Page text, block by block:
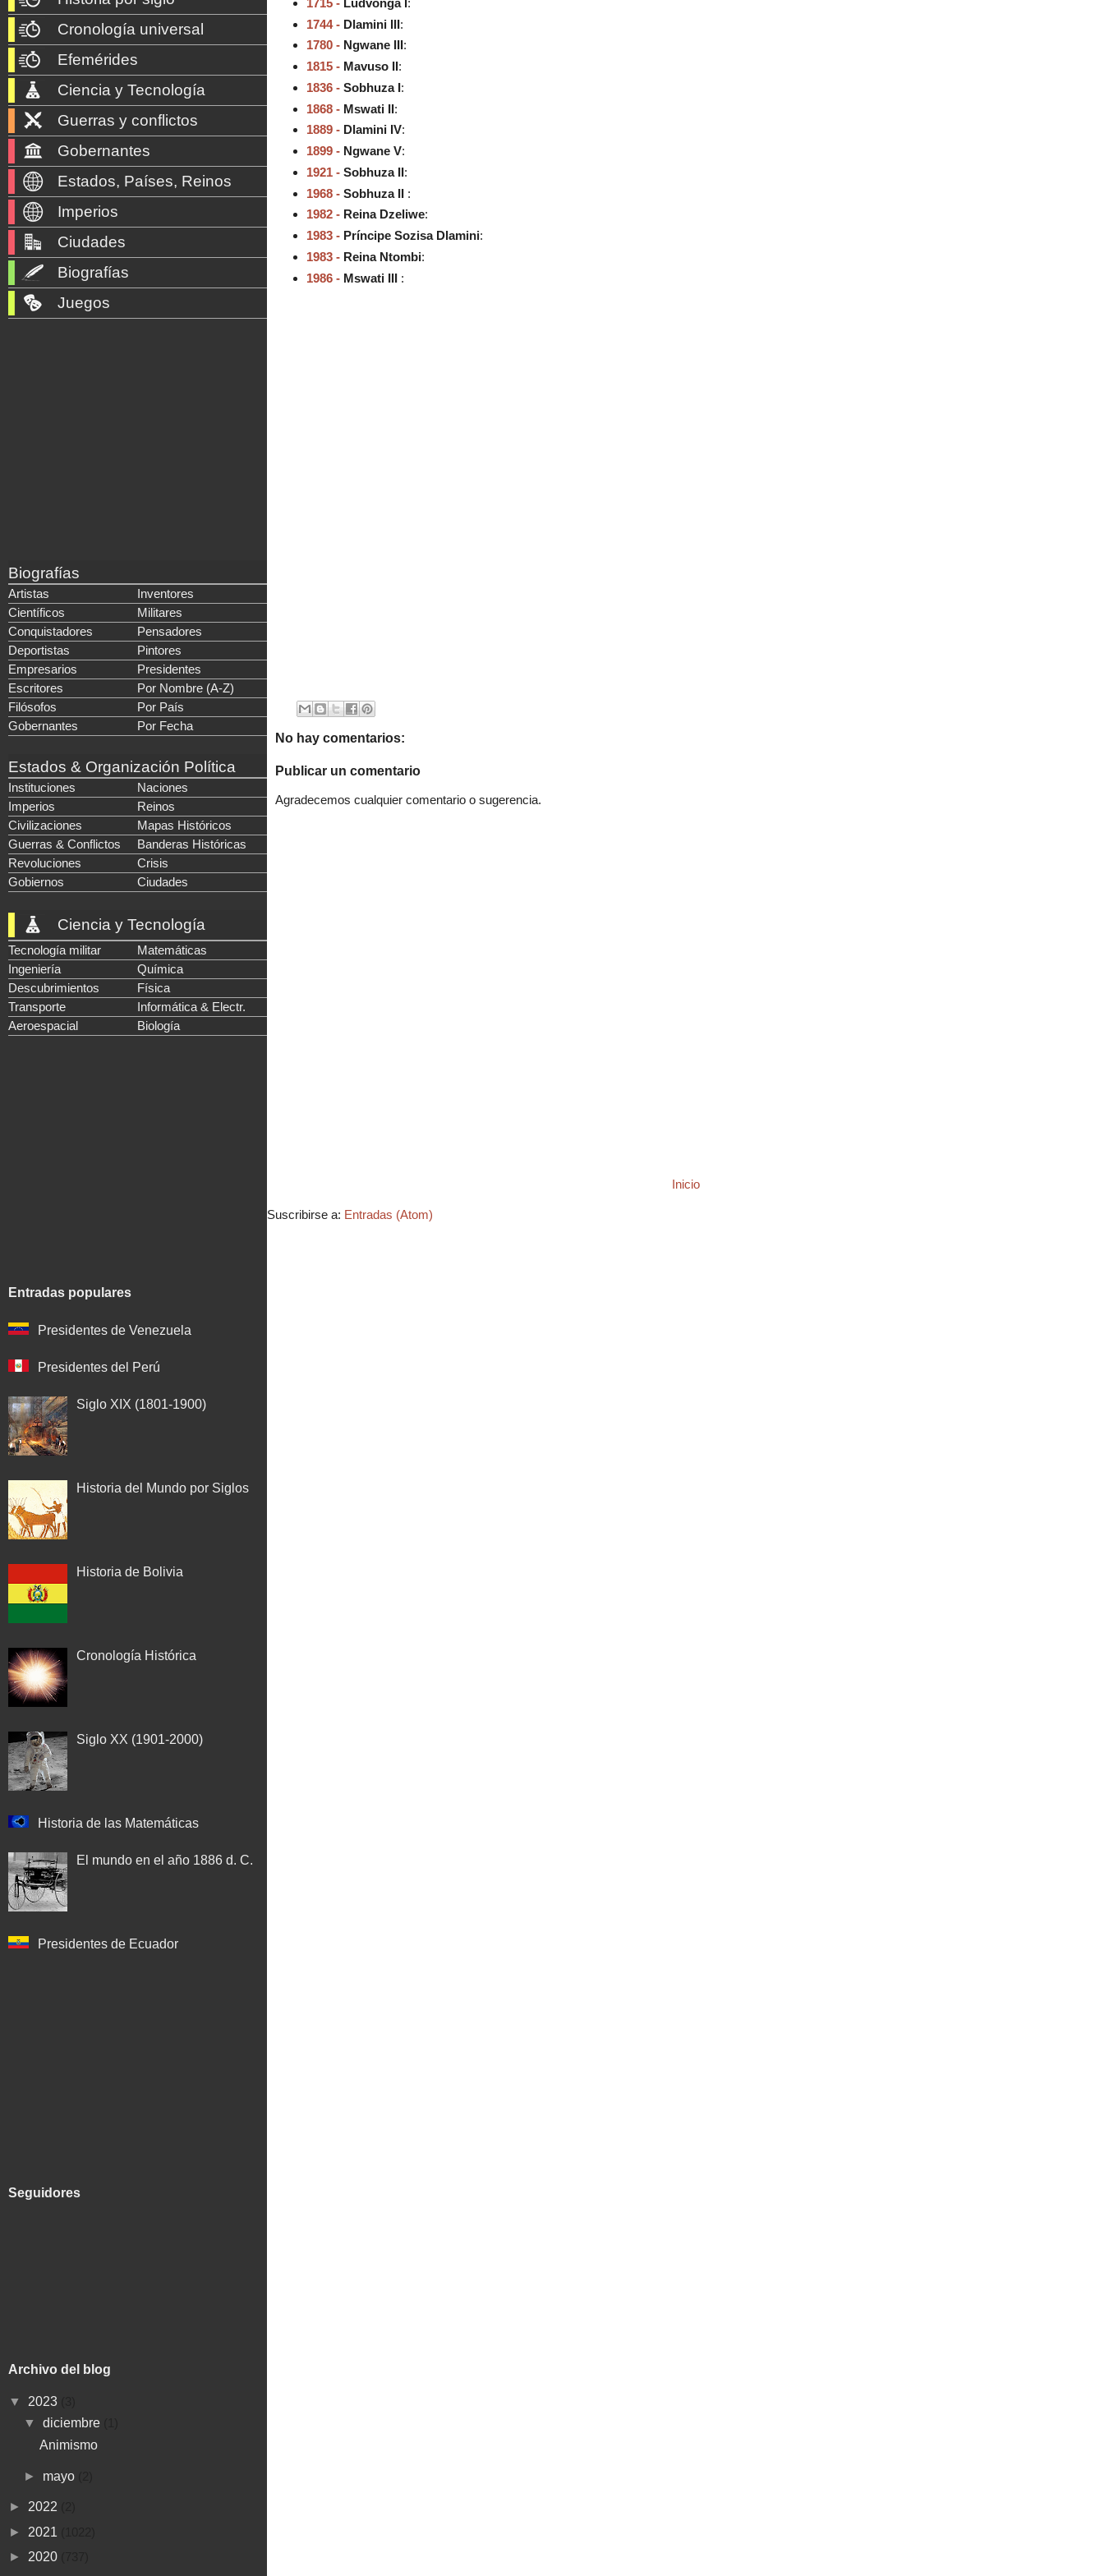
1744 -Dlamini III:
1780 -Ngwane III:
1815 -Mavuso II:
1836 -Sobhuza I:
1868 -Mswati II:
1889 -Dlamini IV:
1899 -Ngwane V:
1921 -Sobhuza II:
1968 -Sobhuza II :
1982 -Reina Dzeliwe:
1983 -Príncipe Sozisa Dlamini:
1983 -Reina Ntombi:
1986 -Mswati III :
No hay comentarios:
Publicar un comentario
Agradecemos cualquier comentario o sugerencia.
Inicio
Suscribirse a: Entradas (Atom)
Cronología universal
Efemérides
Ciencia y Tecnología
Guerras y conflictos
Gobernantes
Estados, Países, Reinos
Imperios
Ciudades
Biografías
Juegos
Biografías
Artistas
Inventores
Científicos
Militares
Conquistadores
Pensadores
Deportistas
Pintores
Empresarios
Presidentes
Escritores
Por Nombre (A-Z)
Filósofos
Por País
Gobernantes
Por Fecha
Estados & Organización Política
Instituciones
Naciones
Imperios
Reinos
Civilizaciones
Mapas Históricos
Guerras & Conflictos
Banderas Históricas
Revoluciones
Crisis
Gobiernos
Ciudades
Ciencia y Tecnología
Tecnología militar
Matemáticas
Ingeniería
Química
Descubrimientos
Física
Transporte
Informática & Electr.
Aeroespacial
Biología
Entradas populares
Presidentes de Venezuela
Presidentes del Perú
Siglo XIX (1801-1900)
Historia del Mundo por Siglos
Historia de Bolivia
Cronología Histórica
Siglo XX (1901-2000)
Historia de las Matemáticas
El mundo en el año 1886 d. C.
Presidentes de Ecuador
Seguidores
Archivo del blog
▼ 2023
▼ diciembre
Animismo
► mayo
► 2022
► 2021
► 2020